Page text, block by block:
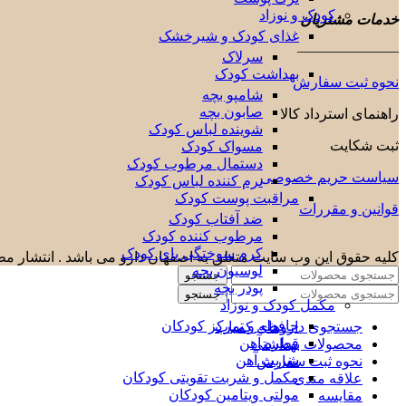
کودک و نوزاد
غذای کودک و شیرخشک
سرلاک
بهداشت کودک
شامپو بچه
صابون بچه
شوینده لباس کودک
مسواک کودک
دستمال مرطوب کودک
نرم کننده لباس کودک
مراقبت پوست کودک
ضد آفتاب کودک
مرطوب کننده کودک
کرم سوختگی پای کودک
لوسیون بچه
پودر بچه
مکمل کودک و نوزاد
حافظه و تمرکز کودکان
قطره آهن
شربت آهن
مکمل و شربت تقویتی کودکان
مولتی ویتامین کودکان
خدمات مشتریان
———————
نحوه ثبت سفارش
راهنمای استرداد کالا
ثبت شکایت
سیاست حریم خصوصی
قوانین و مقررات
کلیه حقوق این وب سایت متعلق به اصفهان دارو می باشد . انتشار
جستجو
جستجو
جستجوی داروهای کمیاب
محصولات بهداشتی
نحوه ثبت سفارش
علاقه مندی
مقایسه